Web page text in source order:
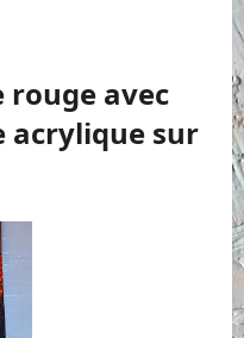
rouge avec
acrylique sur